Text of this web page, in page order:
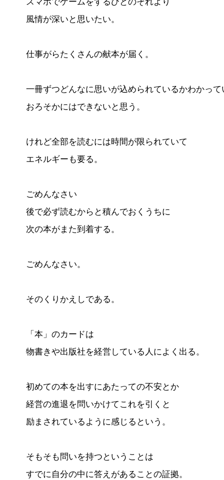
スマホでゲームをするひとのそれより
風情が深いと思いたい。
仕事がらたくさんの献本が届く。
一冊ずつどんなに思いが込められているかわかって
おろそかにはできないと思う。
けれど全部を読むには時間が限られていて
エネルギーも要る。
ごめんなさい
後で必ず読むからと積んでおくうちに
次の本がまた到着する。
ごめんなさい。
そのくりかえしである。
「本」のカードは
物書きや出版社を経営している人によく出る。
初めての本を出すにあたっての不安とか
経営の進退を問いかけてこれを引くと
励まされているように感じるという。
そもそも問いを持つということは
すでに自分の中に答えがあることの証拠。